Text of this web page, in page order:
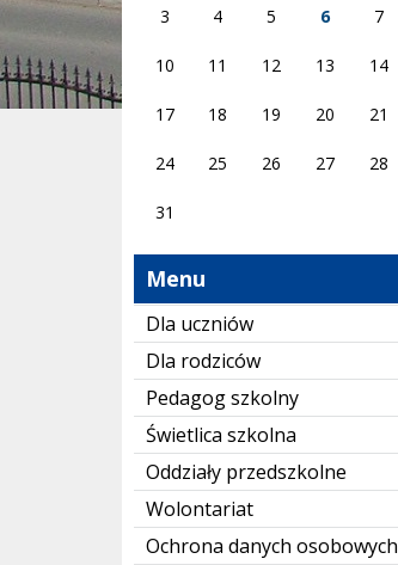
3 4 5 6 7
10 11 12 13 14
17 18 19 20 21
24 25 26 27 28
31
Menu
Dla uczniów
Dla rodziców
Pedagog szkolny
Świetlica szkolna
Oddziały przedszkolne
Wolontariat
Ochrona danych osobowych